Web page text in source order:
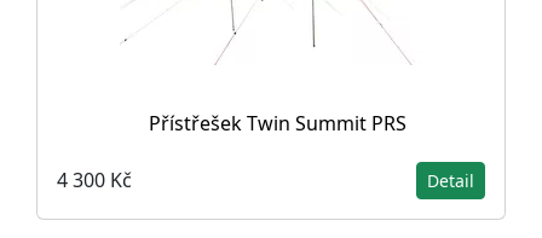
Přístřešek Twin Summit PRS
4 300 Kč Detail